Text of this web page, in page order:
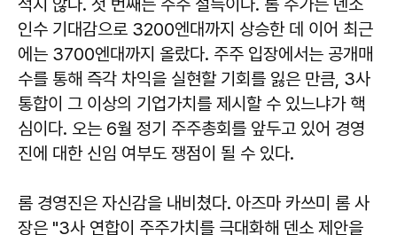
적지 않다. 첫 번째는 주주 설득이다. 롬 주가는 덴소
인수 기대감으로 3200엔대까지 상승한 데 이어 최근
에는 3700엔대까지 올랐다. 주주 입장에서는 공개매
수를 통해 즉각 차익을 실현할 기회를 잃은 만큼, 3사
통합이 그 이상의 기업가치를 제시할 수 있느냐가 핵
심이다. 오는 6월 정기 주주총회를 앞두고 있어 경영
진에 대한 신임 여부도 쟁점이 될 수 있다.
롬 경영진은 자신감을 내비쳤다. 아즈마 카쓰미 롬 사
장은 "3사 연합이 주주가치를 극대화해 덴소 제안을